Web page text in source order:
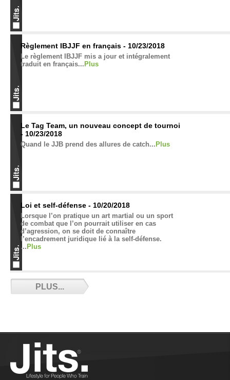
Règlement IBJJF en français - 10/23/2018
Le règlement IBJJF mis a jour et intégralement
traduit en français... Plus
Le Tag Team, un nouveau concept de tournoi
- 10/23/2018
Quand le JJB prend des allures de catch... Plus
Loi et self-défense - 10/20/2018
Lorsque l’on pratique un art martial ou un sport
de combat que l’on pourrait utiliser en cas
d’agression, on se doit de connaître
l’encadrement juridique lié à la self-défense.
... Plus
Partenaire ou adversaire ? - 10/14/2018
Quelle différence entre un partenaire et un
Compétitions CFG saison 2018-2019 -
10/08/2018
PLUS...